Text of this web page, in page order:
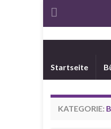
Startseite
KATEGORIE: